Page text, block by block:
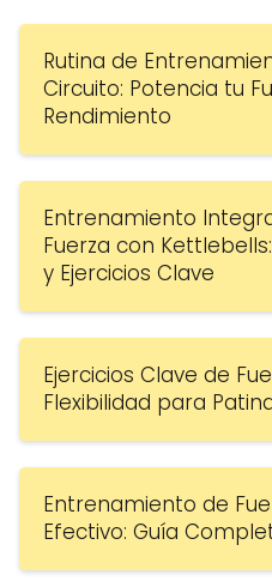
Rutina de
Circuito: Potencia tu
Rendimiento
Entrenamiento
Fuerza con
y Ejercicios Clave
Ejercicios Clave de
Flexibilidad para
Entrenamiento de
Efectivo: Guía